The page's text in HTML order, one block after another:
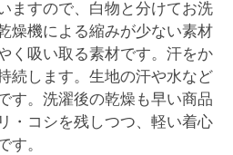
ますので、白物と分けてお洗
燥機による縮みが少ない素材
く吸い取る素材です。汗をか
続します。生地の汗や水など
す。洗濯後の乾燥も早い商品
・コシを残しつつ、軽い着心
。